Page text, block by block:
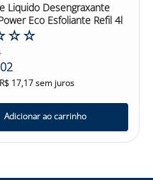
Liquido Desengraxante
Eco Esfoliante Refil 4l
☆☆
02
R$ 17,17sem juros
Adicionar ao carrinho